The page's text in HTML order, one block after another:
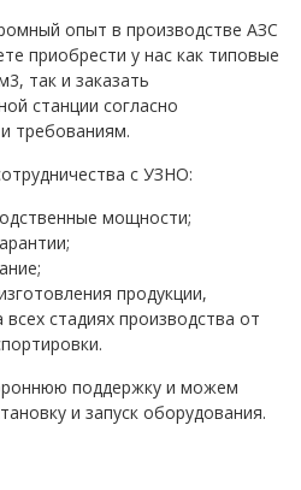
опыт в производстве АЗС
приобрести у нас как типовые
так и заказать
станции согласно
требованиям.
с УЗНО:
мощности;
продукции,
стадиях производства от
поддержку и можем
и запуск оборудования.